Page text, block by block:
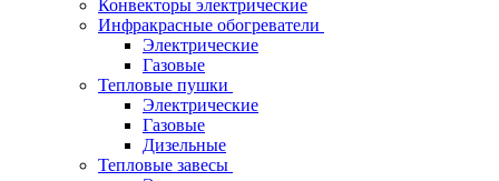
Конвекторы электрические
Инфракрасные обогреватели
Электрические
Газовые
Тепловые пушки
Электрические
Газовые
Дизельные
Тепловые завесы